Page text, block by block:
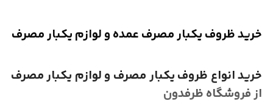
خرید ظروف یکبار مصرف عمده و لوازم یکبار مصرف
خرید انواع ظروف یکبار مصرف ولوازم یکبار مصرف
از فروشگاه ظرفدون